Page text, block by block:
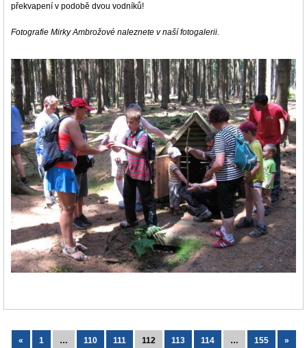
překvapení v podobě dvou vodníků!
Fotografie Mirky Ambrožové naleznete v naší fotogalerii.
« 1 … 110 111 112 113 114 … 155 »